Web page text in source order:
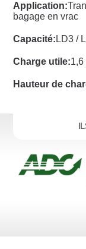
Application:
bagage en vrac
Capacité: LD3 /
Charge utile:1,6
Hauteur de